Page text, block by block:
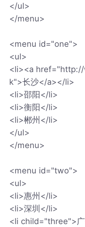
</ul>
</menu>
<menu id="one">
<ul>
<li><a
k">长沙</a></li>
<li>邵阳</li>
<li>衡阳</li>
<li>郴州</li>
</ul>
</menu>
<menu id="two">
<ul>
<li>惠州</li>
<li>深圳</li>
<li child="three">